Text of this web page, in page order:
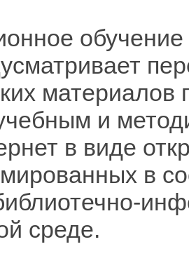
материалов
и
в виде
в
среде.